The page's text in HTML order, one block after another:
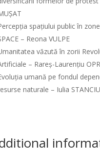
spațiului public în
– Reona VULPE
văzută în zorii
– Rareș-Laurențiu
umană pe fondul
naturale – Iulia STANCIU